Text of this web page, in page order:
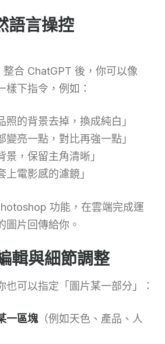
語言操控
合 ChatGPT 後，你可以像
樣下指令，例如：
照的背景去掉，換成純白」
變亮一點，對比再強一點」
景，保留主角清晰」
上電影感的濾鏡」
功能，在雲端完成運
圖片回傳給你。
輯與細節調整
也可以指定「圖片某一部分」：
一區塊（例如天色、產品、人